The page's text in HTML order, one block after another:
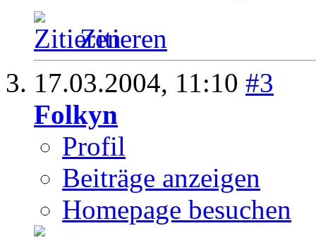
Zitieren
17.03.2004, 11:10 #3
Folkyn
Profil
Beiträge anzeigen
Homepage besuchen